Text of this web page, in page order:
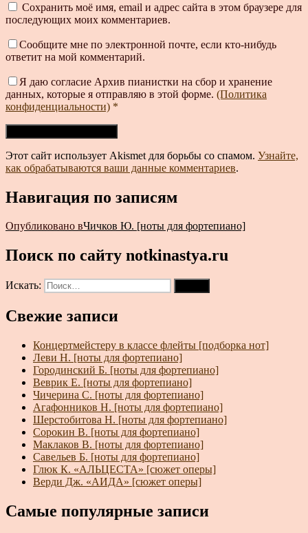
Сохранить моё имя, email и адрес сайта в этом браузере для
последующих моих комментариев.
Сообщите мне по электронной почте, если кто-нибудь
ответит на мой комментарий.
Я даю согласие Архив пианистки на сбор и хранение
данных, которые я отправляю в этой форме. (Политика
конфиденциальности) *
Этот сайт использует Akismet для борьбы со спамом. Узнайте,
как обрабатываются ваши данные комментариев.
Навигация по записям
Опубликовано вЧичков Ю. [ноты для фортепиано]
Поиск по сайту notkinastya.ru
Искать:
Свежие записи
Концертмейстеру в классе флейты [подборка нот]
Леви Н. [ноты для фортепиано]
Городинский Б. [ноты для фортепиано]
Веврик Е. [ноты для фортепиано]
Чичерина С. [ноты для фортепиано]
Агафонников Н. [ноты для фортепиано]
Шерстобитова Н. [ноты для фортепиано]
Сорокин В. [ноты для фортепиано]
Маклаков В. [ноты для фортепиано]
Савельев Б. [ноты для фортепиано]
Глюк К. «АЛЬЦЕСТА» [сюжет оперы]
Верди Дж. «АИДА» [сюжет оперы]
Самые популярные записи